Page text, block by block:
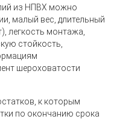
из НПВХ можно
малый вес, длительный
легкость монтажа,
стойкость,
шероховатости
к которым
по окончанию срока